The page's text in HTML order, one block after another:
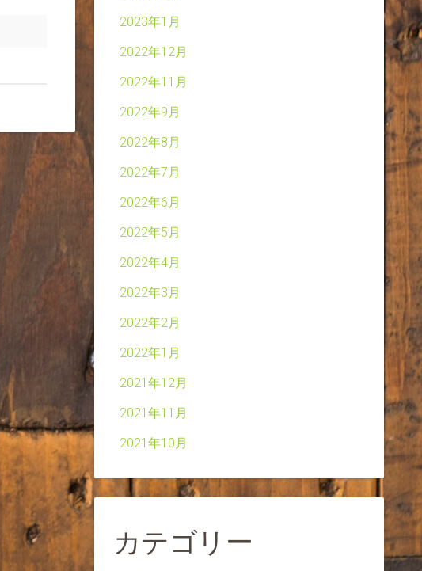
2023年1月
2022年12月
2022年11月
2022年9月
2022年8月
2022年7月
2022年6月
2022年5月
2022年4月
2022年3月
2022年2月
2022年1月
2021年12月
2021年11月
2021年10月
カテゴリー